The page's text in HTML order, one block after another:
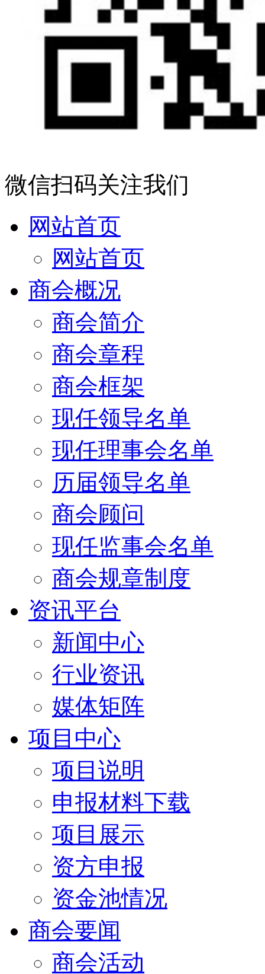
微信扫码关注我们
网站首页
网站首页
商会概况
商会简介
商会章程
商会框架
现任领导名单
现任理事会名单
历届领导名单
商会顾问
现任监事会名单
商会规章制度
资讯平台
新闻中心
行业资讯
媒体矩阵
项目中心
项目说明
申报材料下载
项目展示
资方申报
资金池情况
商会要闻
商会活动